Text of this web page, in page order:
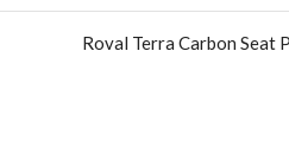
Roval Terra Carbon Seat